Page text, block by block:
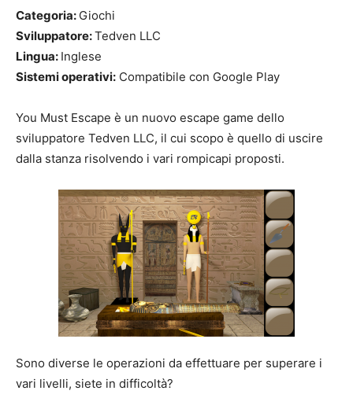
Categoria: Giochi
Sviluppatore:Tedven LLC
Lingua: Inglese
Sistemi operativi: Compatibile con Google Play
You Must Escape è un nuovo escape game dello
sviluppatore Tedven LLC, il cui scopo è quello di uscire
dalla stanza risolvendo i vari rompicapi proposti.
Sono diverse le operazioni da effettuare per superare i
vari livelli, siete in difficoltà?